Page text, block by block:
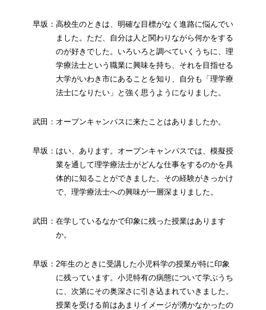
早坂：高校生のときは、明確な目標がなく進路に悩んでい
ました。ただ、自分は人と関わりながら何かをする
のが好きでした。いろいろと調べていくうちに、理
学療法士という職業に興味を持ち、それを目指せる
大学がいわき市にあることを知り、自分も「理学療
法士になりたい」と強く思うようになりました。
武田：オープンキャンパスに来たことはありましたか。
早坂：はい、あります。オープンキャンパスでは、模擬授
業を通して理学療法士がどんな仕事をするのかを具
体的に知ることができました。その経験がきっかけ
で、理学療法士への興味が一層深まりました。
武田：在学しているなかで印象に残った授業はあります
か。
早坂：2年生のときに受講した小児科学の授業が特に印象
に残っています。小児特有の病態について学ぶうち
に、次第にその奥深さに引き込まれていきました。
授業を受ける前はあまりイメージが湧かなかったの